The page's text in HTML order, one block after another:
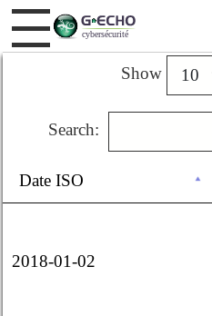
Show
Search:
Date ISO
2018-01-02